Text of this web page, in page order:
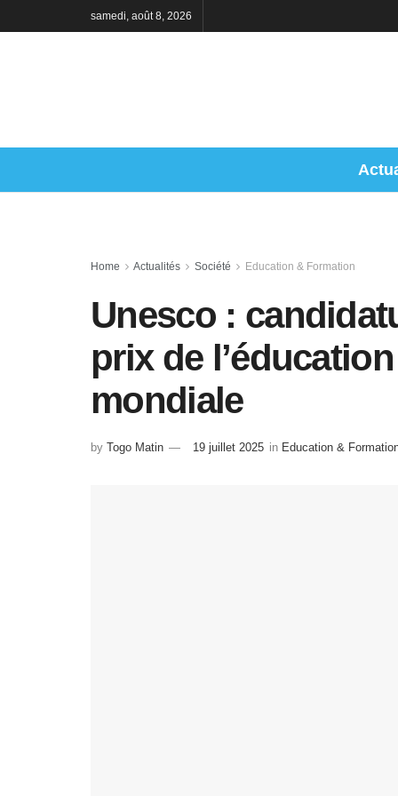
samedi, août 8, 2026
Home Actualités Société Education & Formation
Unesco :
prix de
mondiale
by Togo Matin 19 juillet 2025 in Education &